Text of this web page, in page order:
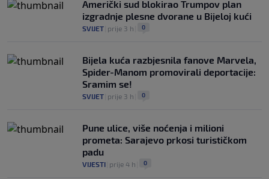
Američki sud blokirao Trumpov plan
izgradnje plesne dvorane u Bijeloj kući
SVIJET prije 3 h 0
Bijela kuća razbjesnila fanove Marvela,
Spider-Manom promovirali deportacije:
Sramim se!
SVIJET prije 3 h 0
Pune ulice, više noćenja i milioni
prometa: Sarajevo prkosi turističkom
padu
VIJESTI prije 4 h 0